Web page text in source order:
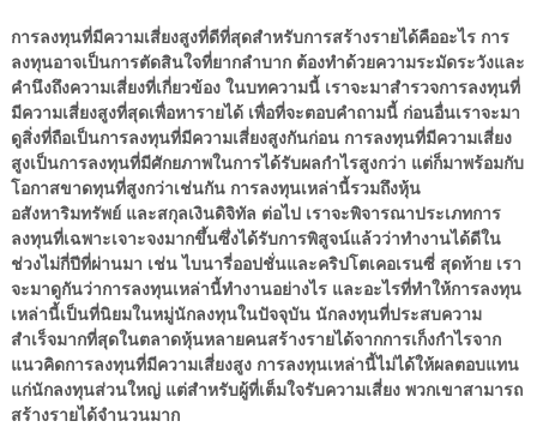
การลงทุนที่มีความเสี่ยงสูงที่ดีที่สุดสำหรับการสร้างรายได้คืออะไร การ
ลงทุนอาจเป็นการตัดสินใจที่ยากลำบาก ต้องทำด้วยความระมัดระวังและ
คำนึงถึงความเสี่ยงที่เกี่ยวข้อง ในบทความนี้ เราจะมาสำรวจการลงทุนที่
มีความเสี่ยงสูงที่สุดเพื่อหารายได้ เพื่อที่จะตอบคำถามนี้ ก่อนอื่นเราจะมา
ดูสิ่งที่ถือเป็นการลงทุนที่มีความเสี่ยงสูงกันก่อน การลงทุนที่มีความเสี่ยง
สูงเป็นการลงทุนที่มีศักยภาพในการได้รับผลกำไรสูงกว่า แต่ก็มาพร้อมกับ
โอกาสขาดทุนที่สูงกว่าเช่นกัน การลงทุนเหล่านี้รวมถึงหุ้น
อสังหาริมทรัพย์ และสกุลเงินดิจิทัล ต่อไป เราจะพิจารณาประเภทการ
ลงทุนที่เฉพาะเจาะจงมากขึ้นซึ่งได้รับการพิสูจน์แล้วว่าทำงานได้ดีใน
ช่วงไม่กี่ปีที่ผ่านมา เช่น ไบนารี่ออปชั่นและคริปโตเคอเรนซี่ สุดท้าย เรา
จะมาดูกันว่าการลงทุนเหล่านี้ทำงานอย่างไร และอะไรที่ทำให้การลงทุน
เหล่านี้เป็นที่นิยมในหมู่นักลงทุนในปัจจุบัน นักลงทุนที่ประสบความ
สำเร็จมากที่สุดในตลาดหุ้นหลายคนสร้างรายได้จากการเก็งกำไรจาก
แนวคิดการลงทุนที่มีความเสี่ยงสูง การลงทุนเหล่านี้ไม่ได้ให้ผลตอบแทน
แก่นักลงทุนส่วนใหญ่ แต่สำหรับผู้ที่เต็มใจรับความเสี่ยง พวกเขาสามารถ
สร้างรายได้จำนวนมาก